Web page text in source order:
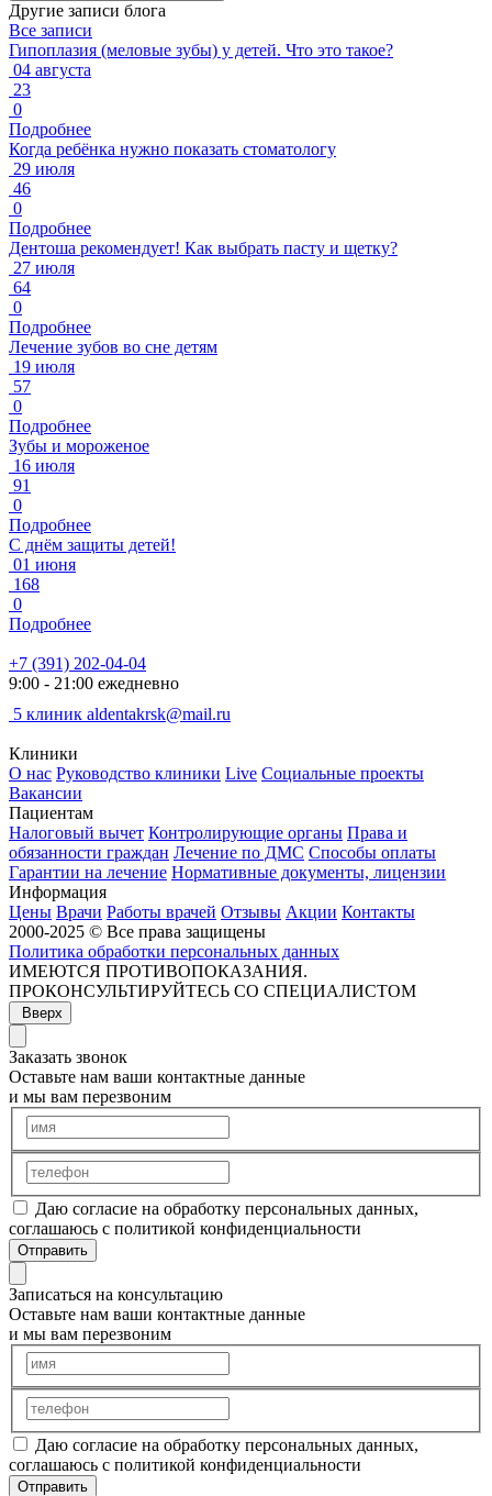
Другие записи блога
Все записи
Гипоплазия (меловые зубы) у детей. Что это такое?
04 августа
23
0
Подробнее
Когда ребёнка нужно показать стоматологу
29 июля
46
0
Подробнее
Дентоша рекомендует! Как выбрать пасту и щетку?
27 июля
64
0
Подробнее
Лечение зубов во сне детям
19 июля
57
0
Подробнее
Зубы и мороженое
16 июля
91
0
Подробнее
С днём защиты детей!
01 июня
168
0
Подробнее
+7 (391) 202-04-04
9:00 - 21:00 ежедневно
5 клиник aldentakrsk@mail.ru
Клиники
О нас Руководство клиники Live Социальные проекты
Вакансии
Пациентам
Налоговый вычет Контролирующие органы Права и
обязанности граждан Лечение по ДМС Способы оплаты
Гарантии на лечение Нормативные документы, лицензии
Информация
Цены Врачи Работы врачей Отзывы Акции Контакты
2000-2025 © Все права защищены
Политика обработки персональных данных
ИМЕЮТСЯ ПРОТИВОПОКАЗАНИЯ.
ПРОКОНСУЛЬТИРУЙТЕСЬ СО СПЕЦИАЛИСТОМ
Вверх
Заказать звонок
Оставьте нам ваши контактные данные
и мы вам перезвоним
Даю согласие на обработку персональных данных,
соглашаюсь с политикой конфиденциальности
Отправить
Записаться на консультацию
Оставьте нам ваши контактные данные
и мы вам перезвоним
Даю согласие на обработку персональных данных,
соглашаюсь с политикой конфиденциальности
Отправить